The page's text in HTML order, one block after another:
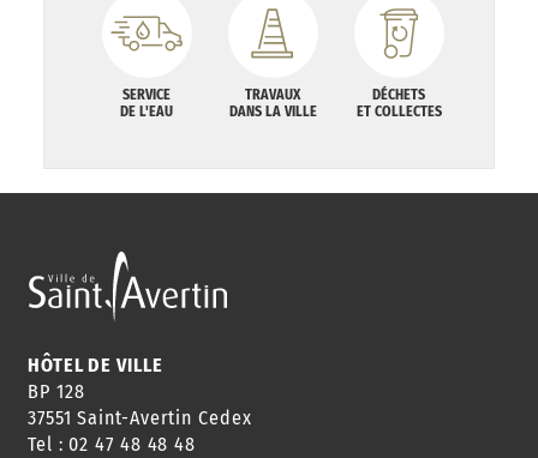
SERVICE
DE L'EAU
TRAVAUX
DANS LA VILLE
DÉCHETS
ET COLLECTES
HÔTEL DE VILLE
BP 128
37551 Saint-Avertin Cedex
Tel : 02 47 48 48 48